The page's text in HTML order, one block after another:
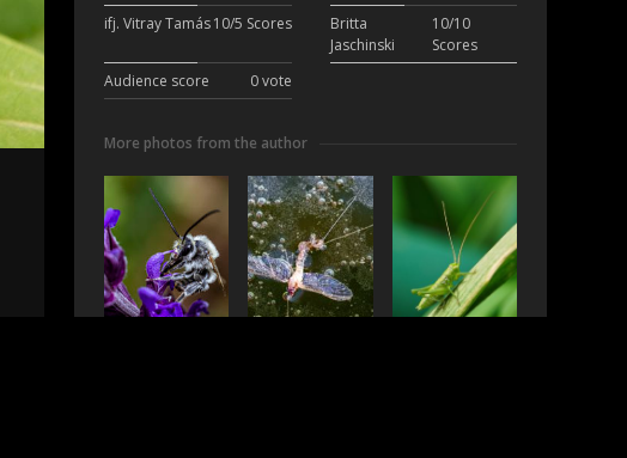
ifj. Vitray Tamás10/5 Scores
Britta
Jaschinski
10/10
Scores
Audience score
0 vote
More photos from the author